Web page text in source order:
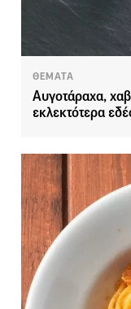
ΘΕΜΑΤΑ
Αυγοτάραχα,
εκλεκτότερα